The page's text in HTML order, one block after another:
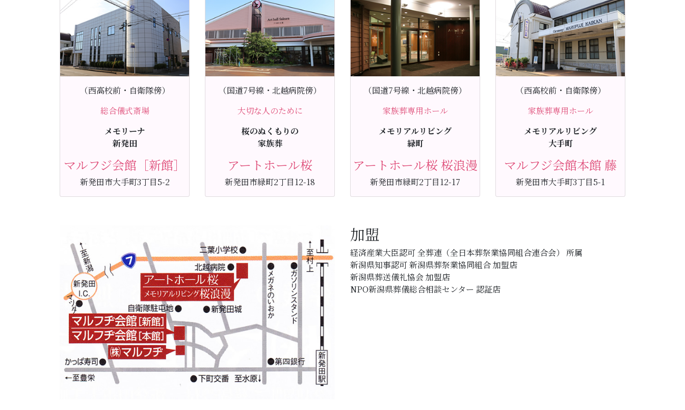
（西高校前・自衛隊傍）
総合儀式斎場
メモリーナ
新発田
マルフジ会館［新館］
新発田市大手町3丁目5-2
（国道7号線・北越病院傍）
大切な人のために
桜のぬくもりの
家族葬
アートホール桜
新発田市緑町2丁目12-18
（国道7号線・北越病院傍）
家族葬専用ホール
メモリアルリビング
緑町
アートホール桜 桜浪漫
新発田市緑町2丁目12-17
（西高校前・自衛隊傍）
家族葬専用ホール
メモリアルリビング
大手町
マルフジ会館本館 藤
新発田市大手町3丁目5-1
加盟
経済産業大臣認可 全葬連（全日本葬祭業協同組合連合会） 所属
新潟県知事認可 新潟県葬祭業協同組合 加盟店
新潟県葬送儀礼協会 加盟店
NPO新潟県葬儀総合相談センター 認証店